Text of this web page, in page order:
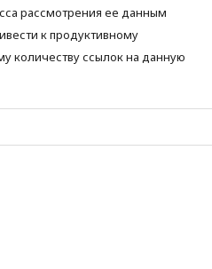
рассмотрения ее данным
к продуктивному
количеству ссылок на данную